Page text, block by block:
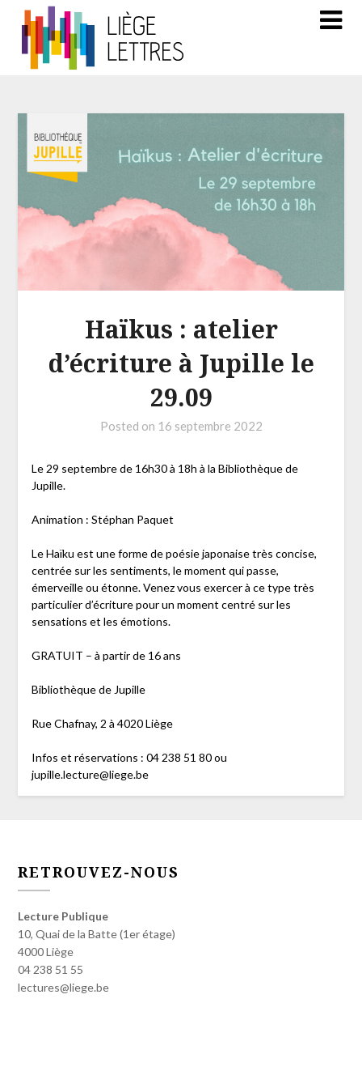
Haïkus : atelier
d’écriture à Jupille le
29.09
Posted on 16 septembre 2022
Le 29 septembre de 16h30 à 18h à la Bibliothèque de
Jupille.
Animation : Stéphan Paquet
Le Haïku est une forme de poésie japonaise très concise,
centrée sur les sentiments, le moment qui passe,
émerveille ou étonne. Venez vous exercer à ce type très
particulier d’écriture pour un moment centré sur les
sensations et les émotions.
GRATUIT – à partir de 16 ans
Bibliothèque de Jupille
Rue Chafnay, 2 à 4020 Liège
Infos et réservations : 04 238 51 80 ou
jupille.lecture@liege.be
RETROUVEZ-NOUS
Lecture Publique
10, Quai de la Batte (1er étage)
4000 Liège
04 238 51 55
lectures@liege.be